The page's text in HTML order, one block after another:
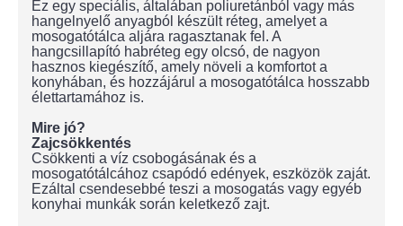
Ez egy speciális, általában poliuretánból vagy más
hangelnyelő anyagból készült réteg, amelyet a
mosogatótálca aljára ragasztanak fel. A
hangcsillapító habréteg egy olcsó, de nagyon
hasznos kiegészítő, amely növeli a komfortot a
konyhában, és hozzájárul a mosogatótálca hosszabb
élettartamához is.
Mire jó?
Zajcsökkentés
Csökkenti a víz csobogásának és a
mosogatótálcához csapódó edények, eszközök zaját.
Ezáltal csendesebbé teszi a mosogatás vagy egyéb
konyhai munkák során keletkező zajt.